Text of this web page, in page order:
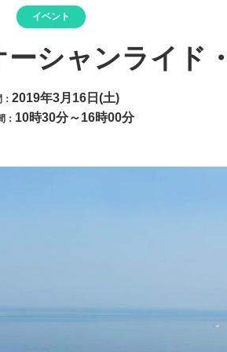
イベント
ーシャンライド
2019年3月16日(土)
： 10時30分～16時00分